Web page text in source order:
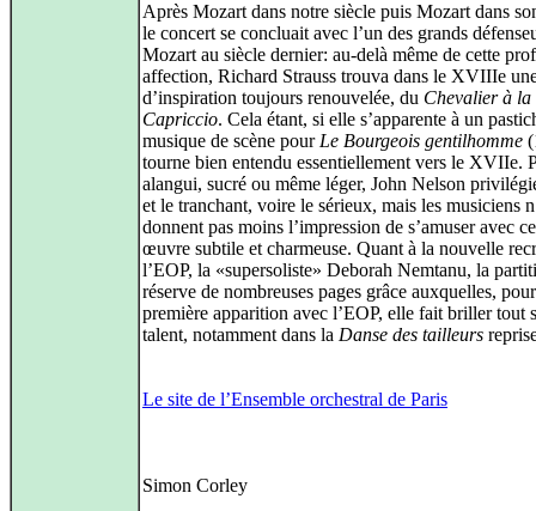
Après Mozart dans notre siècle puis Mozart dans
le concert se concluait avec l’un des grands
Mozart au siècle dernier: au-delà même de cette
affection, Richard Strauss trouva dans le XVIIIe
d’inspiration toujours renouvelée, du Chevalier à la
Capriccio. Cela étant, si elle s’apparente à un
musique de scène pour Le Bourgeois gentilhomme
tourne bien entendu essentiellement vers le XVIIe.
alangui, sucré ou même léger, John Nelson
et le tranchant, voire le sérieux, mais les musiciens
donnent pas moins l’impression de s’amuser avec
œuvre subtile et charmeuse. Quant à la nouvelle
l’EOP, la «supersoliste» Deborah Nemtanu, la
réserve de nombreuses pages grâce auxquelles,
première apparition avec l’EOP, elle fait briller tout
talent, notamment dans la Danse des tailleurs
Le site de l’Ensemble orchestral de Paris
Simon Corley